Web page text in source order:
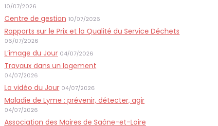
10/07/2026
Centre de gestion 10/07/2026
Rapports sur le Prix et la Qualité du Service Déchets
06/07/2026
L’image du Jour 04/07/2026
Travaux dans un logement
04/07/2026
La vidéo du Jour 04/07/2026
Maladie de Lyme : prévenir, détecter, agir
04/07/2026
Association des Maires de Saône-et-Loire